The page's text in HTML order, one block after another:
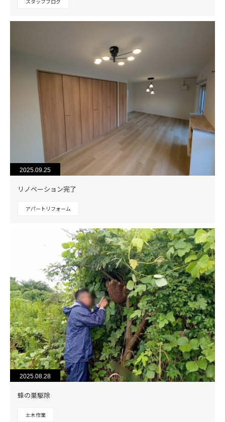
2025.09.25
リノベーション完了
アパートリフォーム
2025.08.28
蜂の巣駆除
土木作業